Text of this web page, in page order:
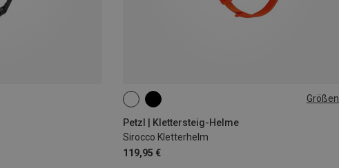
Größen
Petzl | Klettersteig-Helme
Sirocco Kletterhelm
119,95 €
48-58CM